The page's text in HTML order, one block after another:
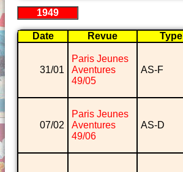
1949
Date Revue Type
31/01
Paris Jeunes
Aventures
49/05
AS-F
07/02
Paris Jeunes
Aventures
49/06
AS-D